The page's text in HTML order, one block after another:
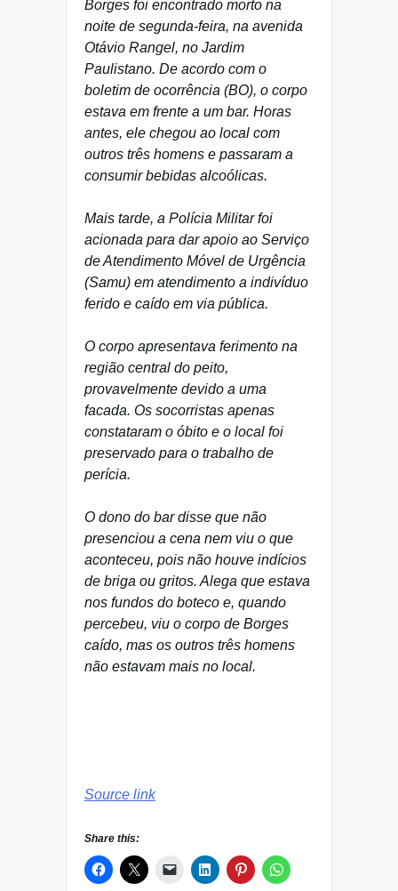
Borges foi encontrado morto na
noite de segunda-feira, na avenida
Otávio Rangel, no Jardim
Paulistano. De acordo com o
boletim de ocorrência (BO), o corpo
estava em frente a um bar. Horas
antes, ele chegou ao local com
outros três homens e passaram a
consumir bebidas alcoólicas.
Mais tarde, a Polícia Militar foi
acionada para dar apoio ao Serviço
de Atendimento Móvel de Urgência
(Samu) em atendimento a indivíduo
ferido e caído em via pública.
O corpo apresentava ferimento na
região central do peito,
provavelmente devido a uma
facada. Os socorristas apenas
constataram o óbito e o local foi
preservado para o trabalho de
perícia.
O dono do bar disse que não
presenciou a cena nem viu o que
aconteceu, pois não houve indícios
de briga ou gritos. Alega que estava
nos fundos do boteco e, quando
percebeu, viu o corpo de Borges
caído, mas os outros três homens
não estavam mais no local.
Source link
Share this: